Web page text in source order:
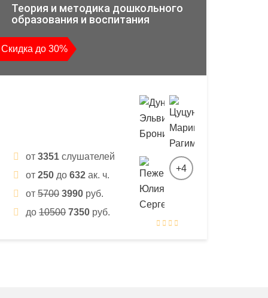
Теория и методика дошкольного
образования и воспитания
Скидка до 30%
от 3351 слушателей
от 250 до 632 ак. ч.
от 5700 3990 руб.
до 10500 7350 руб.
+4